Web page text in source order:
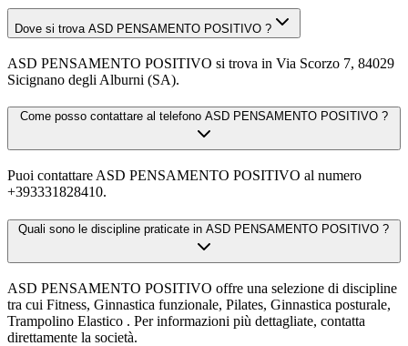
Dove si trova ASD PENSAMENTO POSITIVO ?
ASD PENSAMENTO POSITIVO si trova in Via Scorzo 7, 84029
Sicignano degli Alburni (SA).
Come posso contattare al telefono ASD PENSAMENTO POSITIVO ?
Puoi contattare ASD PENSAMENTO POSITIVO al numero
+393331828410.
Quali sono le discipline praticate in ASD PENSAMENTO POSITIVO ?
ASD PENSAMENTO POSITIVO offre una selezione di discipline
tra cui Fitness, Ginnastica funzionale, Pilates, Ginnastica posturale,
Trampolino Elastico . Per informazioni più dettagliate, contatta
direttamente la società.